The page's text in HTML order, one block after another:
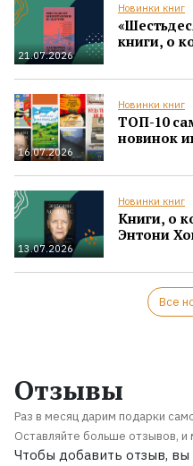
21.07.2026
Новинки книг
книги, о
16.07.2026
Новинки книг
ТОП-10
новинок
13.07.2026
Новинки книг
Книги, о
Энтони
Все
Отзывы
Раз в месяц дарим подарки
Оставляйте больше отзывов, и
Чтобы добавить отзыв,